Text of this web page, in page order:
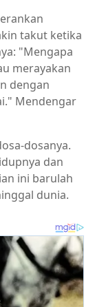
takut ketika
"Mengapa
merayakan
dengan
Mendengar
dosanya.
dan
ini barulah
dunia.